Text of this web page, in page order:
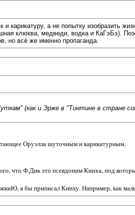
карикатуру, а не попытку изобразить
клюква, медведи, водка и КаГэБэ).
но всё же именно пропаганда.
(как и Эрже в "Тинтине в стране
Оруэлла шуточным и карикатурным.
что Ф.Дик это псевдоним Кинха, под
я бы приписал Кинху. Например, как